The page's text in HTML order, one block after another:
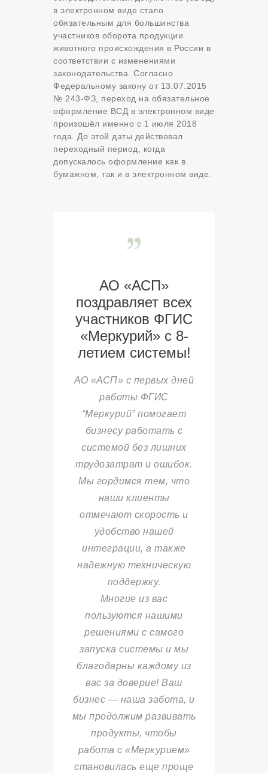
в электронном виде стало
обязательным для большинства
участников оборота продукции
животного происхождения в России в
соответствии с изменениями
законодательства. Согласно
Федеральному закону от 13.07.2015
№ 243-ФЗ, переход на обязательное
оформление ВСД в электронном виде
произошёл именно с 1 июля 2018
года.
До этой даты действовал
переходный период, когда
допускалось оформление как в
бумажном, так и в электронном виде.
АО «АСП»
поздравляет всех
участников ФГИС
«Меркурий» с 8-
летием системы!
АО «АСП» с первых дней
работы ФГИС
“Меркурий” помогает
бизнесу работать с
системой без лишних
трудозатрат и ошибок.
Мы гордимся тем, что
наши клиенты
отмечают скорость и
удобство нашей
интеграции, а также
надежную техническую
поддержку.
Многие из вас
пользуются нашими
решениями с самого
запуска системы и мы
благодарны каждому из
вас за доверие! Ваш
бизнес — наша забота, и
мы продолжим развивать
продукты, чтобы
работа с «Меркурием»
становилась еще проще